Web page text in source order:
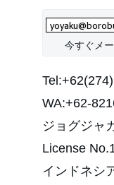
今すぐメ
WA:+62-
ジョグジャ
License
インドネシ